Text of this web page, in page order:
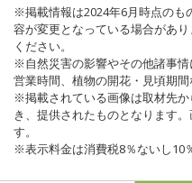
※掲載情報は2024年6月時点のも
容が変更となっている場合があ
ください。
※自然災害の影響やその他諸事
営業時間、植物の開花・見頃期
※掲載されている画像は取材先
き、提供されたものとなります
す。
※表示料金は消費税8％ないし10